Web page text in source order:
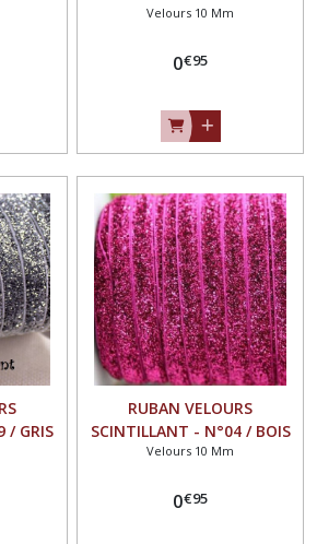
**
PRINTEMPS ** 10 mm **
Vendu au mètre
Velours 10 Mm
0€95
/ GRIS
**
RUBAN VELOURS
SCINTILLANT - N°04 / BOIS
de ROSE ** 10 mm **
Vendu au mètre
Velours 10 Mm
0€95